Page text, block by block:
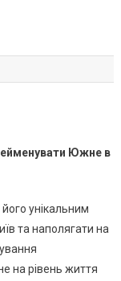
Южне в
унікальним
та наполягати на
на рівень життя